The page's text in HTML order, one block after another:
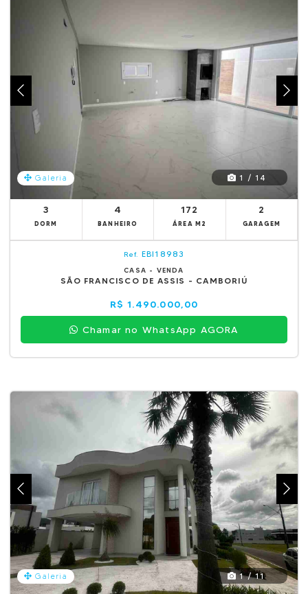
Galeria 1 / 14
3
DORM
4
BANHEIRO
172
ÁREA M2
2
GARAGEM
Ref. EBI18983
CASA - VENDA
SÃO FRANCISCO DE ASSIS - CAMBORIÚ
R$ 1.490.000,00
Chamar no WhatsApp AGORA
Galeria 1 / 11